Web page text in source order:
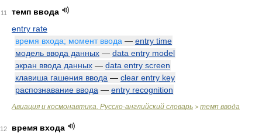
11
темп ввода
entry rate
время входа; момент ввода — entry time
модель ввода данных — data entry model
экран ввода данных — data entry screen
клавиша гашения ввода — clear entry key
распознавание ввода — entry recognition
Авиация и космонавтика. Русско-английский словарь > темп ввода
12 время входа